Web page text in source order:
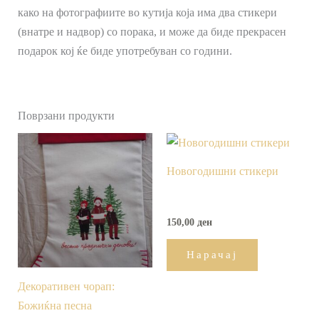
како на фотографиите во кутија која има два стикери
(внатре и надвор) со порака, и може да биде прекрасен
подарок кој ќе биде употребуван со години.
Поврзани продукти
Декоративен чорап:
Божиќна песна
Новогодишни стикери
150,00 ден
Нарачај